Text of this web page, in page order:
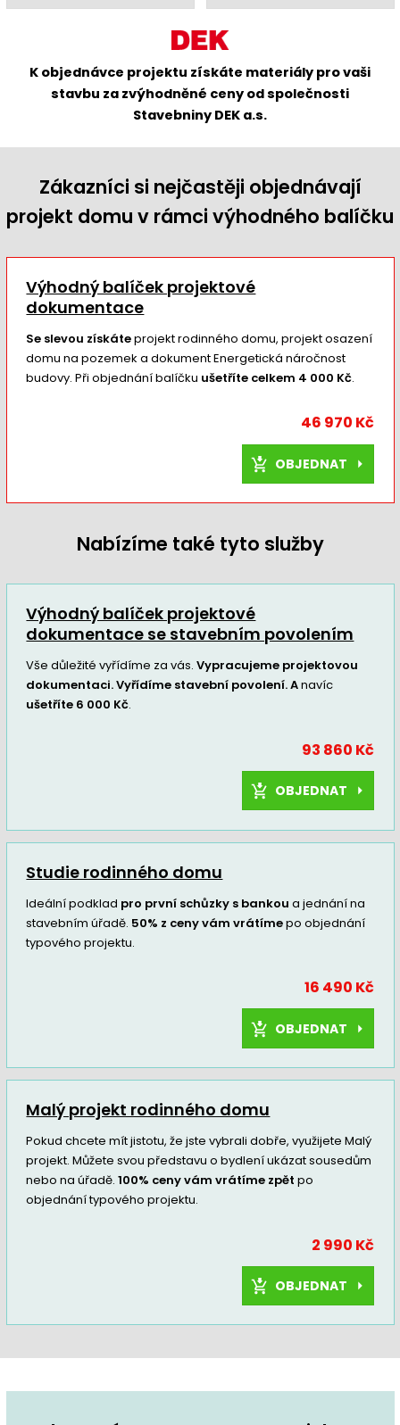
K objednávce projektu získáte materiály pro vaši
stavbu za zvýhodněné ceny od společnosti
Stavebniny DEK a.s.
Zákazníci si nejčastěji objednávají
projekt domu v rámci výhodného balíčku
Výhodný balíček projektové
dokumentace
Se slevou získáteprojekt rodinného domu, projekt osazení
domu na pozemek a dokument Energetická náročnost
budovy. Při objednání balíčku ušetříte celkem 4 000 Kč.
46 970 Kč
OBJEDNAT
Nabízíme také tyto služby
Výhodný balíček projektové
dokumentace se stavebním povolením
Vše důležité vyřídíme za vás.Vypracujeme projektovou
dokumentaci. Vyřídíme stavební povolení. Anavíc
ušetříte 6 000 Kč.
93 860 Kč
OBJEDNAT
Studie rodinného domu
Ideální podklad pro první schůzky s bankou a jednání na
stavebním úřadě. 50% z ceny vám vrátímepo objednání
typového projektu.
16 490 Kč
OBJEDNAT
Malý projekt rodinného domu
Pokud chcete mít jistotu, že jste vybrali dobře, využijete Malý
projekt. Můžete svou představu o bydlení ukázat sousedům
nebo na úřadě.100% ceny vám vrátíme zpět po
objednání typového projektu.
2 990 Kč
OBJEDNAT